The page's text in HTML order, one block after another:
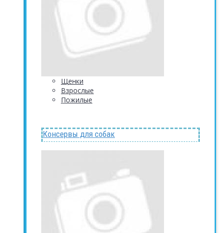
Щенки
Взрослые
Пожилые
Консервы для собак